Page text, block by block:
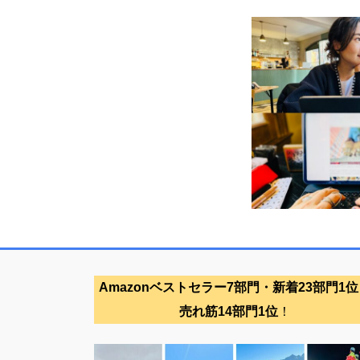
Amazonベストセラー7部門・新着23部門1
売れ筋14部門1位！